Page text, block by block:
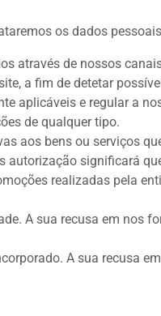
os dados
através de nossos
a fim de detetar
aplicáveis e regular a
de qualquer tipo.
aos bens ou serviços
autorização significará
realizadas pela
A sua recusa em nos
A sua recusa